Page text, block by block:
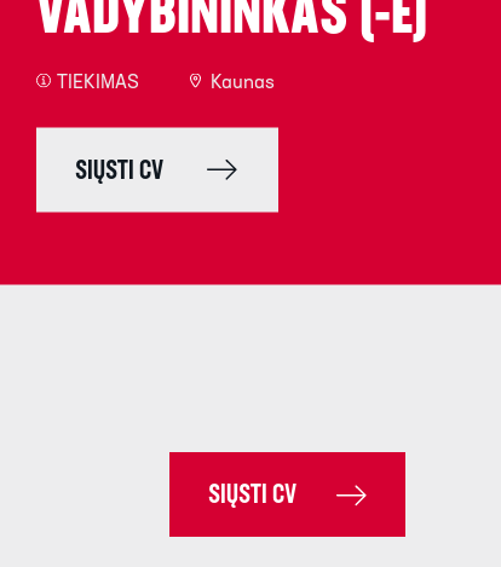
VADYBININKAS (-Ė)
TIEKIMAS Kaunas
SIŲSTI CV
SIŲSTI CV